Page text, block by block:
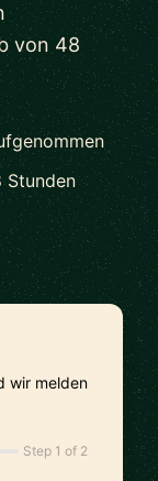
von 48
Stunden
wir melden
Step 1 of 2